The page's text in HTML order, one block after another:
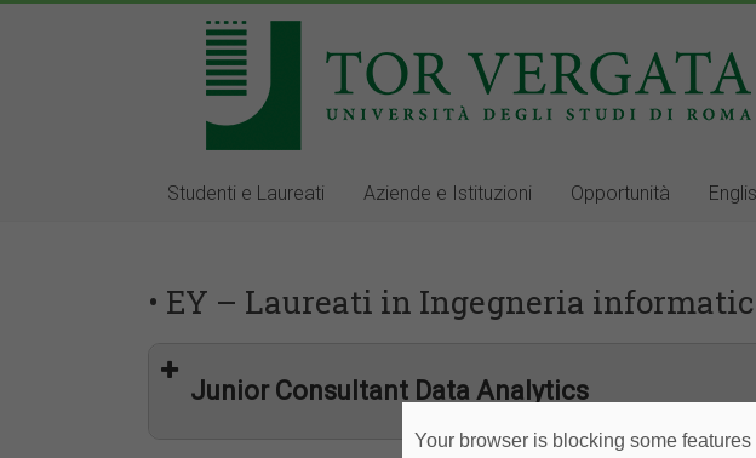
Studenti e Laureati Aziende e Istituzioni Opportunità
• EY – Laureati in Ingegneria
Junior Consultant Data Analytics
Your browser is blocking some